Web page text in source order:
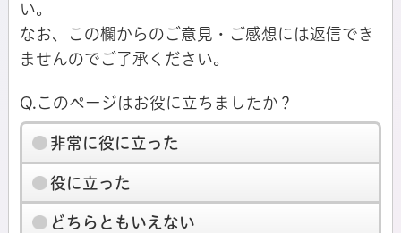
い。
なお、この欄からのご意見・ご感想には返信でき
ませんのでご了承ください。
Q.このページはお役に立ちましたか？
非常に役に立った
役に立った
どちらともいえない